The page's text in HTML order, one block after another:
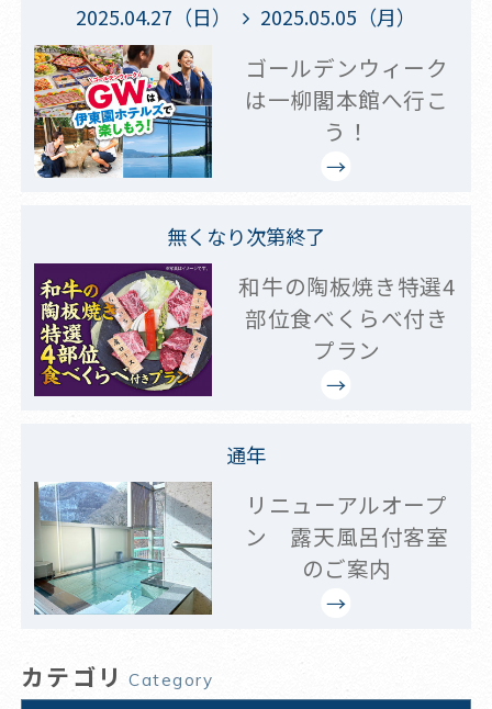
2025.04.27（日） 2025.05.05（月）
ゴールデンウィーク
は一柳閣本館へ行こ
う！
無くなり次第終了
和牛の陶板焼き特選4
部位食べくらべ付き
プラン
通年
リニューアルオープ
ン 露天風呂付客室
のご案内
カテゴリ Category